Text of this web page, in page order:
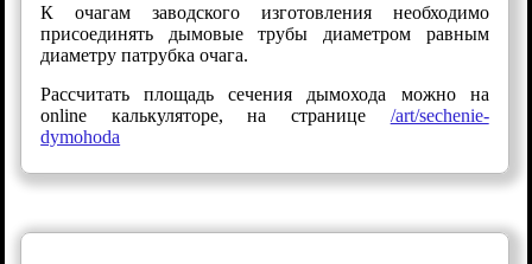
К очагам заводского изготовления необходимо
присоединять дымовые трубы диаметром равным
диаметру патрубка очага.
Рассчитать площадь сечения дымохода можно на
online калькуляторе, на странице /art/sechenie-
dymohoda